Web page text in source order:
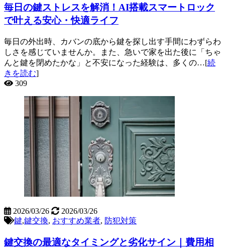
毎日の鍵ストレスを解消！AI搭載スマートロック
で叶える安心・快適ライフ
毎日の外出時、カバンの底から鍵を探し出す手間にわずらわ
しさを感じていませんか。また、急いで家を出た後に「ちゃ
んと鍵を閉めたかな」と不安になった経験は、多くの…[続
きを読む]
309
2026/03/26
2026/03/26
鍵,鍵交換, おすすめ業者, 防犯対策
鍵交換の最適なタイミングと劣化サイン｜費用相